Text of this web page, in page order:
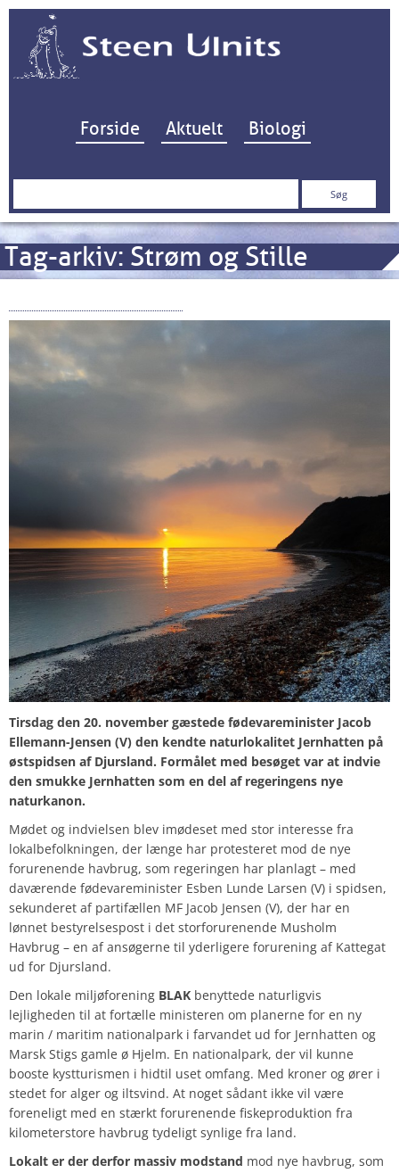
Hop til indhold
Forside Aktuelt Biologi
Søg
Tag-arkiv: Strøm og Stille
Tirsdag den 20. november gæstede fødevareminister Jacob
Ellemann-Jensen (V) den kendte naturlokalitet Jernhatten på
østspidsen af Djursland. Formålet med besøget var at indvie
den smukke Jernhatten som en del af regeringens nye
naturkanon.
Mødet og indvielsen blev imødeset med stor interesse fra
lokalbefolkningen, der længe har protesteret mod de nye
forurenende havbrug, som regeringen har planlagt – med
daværende fødevareminister Esben Lunde Larsen (V) i spidsen,
sekunderet af partifællen MF Jacob Jensen (V), der har en
lønnet bestyrelsespost i det storforurenende Musholm
Havbrug – en af ansøgerne til yderligere forurening af Kattegat
ud for Djursland.
Den lokale miljøforening BLAK benyttede naturligvis
lejligheden til at fortælle ministeren om planerne for en ny
marin / maritim nationalpark i farvandet ud for Jernhatten og
Marsk Stigs gamle ø Hjelm. En nationalpark, der vil kunne
booste kystturismen i hidtil uset omfang. Med kroner og ører i
stedet for alger og iltsvind. At noget sådant ikke vil være
foreneligt med en stærkt forurenende fiskeproduktion fra
kilometerstore havbrug tydeligt synlige fra land.
Lokalt er der derfor massiv modstand mod nye havbrug, som